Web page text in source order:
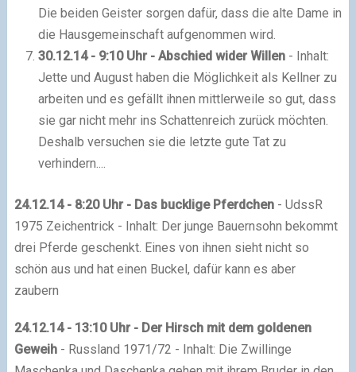
Die beiden Geister sorgen dafür, dass die alte Dame in
die Hausgemeinschaft aufgenommen wird.
30.12.14 - 9:10 Uhr - Abschied wider Willen- Inhalt:
Jette und August haben die Möglichkeit als Kellner zu
arbeiten und es gefällt ihnen mittlerweile so gut, dass
sie gar nicht mehr ins Schattenreich zurück möchten.
Deshalb versuchen sie die letzte gute Tat zu
verhindern....
24.12.14 - 8:20 Uhr - Das bucklige Pferdchen- UdssR
1975 Zeichentrick - Inhalt: Der junge Bauernsohn bekommt
drei Pferde geschenkt. Eines von ihnen sieht nicht so
schön aus und hat einen Buckel, dafür kann es aber
zaubern
24.12.14 - 13:10 Uhr - Der Hirsch mit dem goldenen
Geweih- Russland 1971/72 - Inhalt: Die Zwillinge